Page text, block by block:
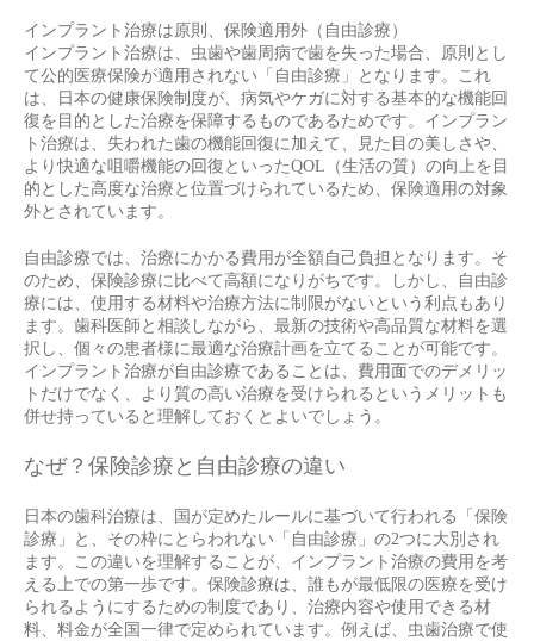
インプラント治療は原則、保険適用外（自由診療）
インプラント治療は、虫歯や歯周病で歯を失った場合、原則とし
て公的医療保険が適用されない「自由診療」となります。これ
は、日本の健康保険制度が、病気やケガに対する基本的な機能回
復を目的とした治療を保障するものであるためです。インプラン
ト治療は、失われた歯の機能回復に加えて、見た目の美しさや、
より快適な咀嚼機能の回復といったQOL（生活の質）の向上を目
的とした高度な治療と位置づけられているため、保険適用の対象
外とされています。
自由診療では、治療にかかる費用が全額自己負担となります。そ
のため、保険診療に比べて高額になりがちです。しかし、自由診
療には、使用する材料や治療方法に制限がないという利点もあり
ます。歯科医師と相談しながら、最新の技術や高品質な材料を選
択し、個々の患者様に最適な治療計画を立てることが可能です。
インプラント治療が自由診療であることは、費用面でのデメリッ
トだけでなく、より質の高い治療を受けられるというメリットも
併せ持っていると理解しておくとよいでしょう。
なぜ？保険診療と自由診療の違い
日本の歯科治療は、国が定めたルールに基づいて行われる「保険
診療」と、その枠にとらわれない「自由診療」の2つに大別され
ます。この違いを理解することが、インプラント治療の費用を考
える上での第一歩です。保険診療は、誰もが最低限の医療を受け
られるようにするための制度であり、治療内容や使用できる材
料、料金が全国一律で定められています。例えば、虫歯治療で使